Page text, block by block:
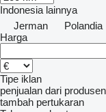
Indonesia lainnya
Jerman
Polandia
Harga
Tipe iklan
penjualan dari produsen
tambah pertukaran